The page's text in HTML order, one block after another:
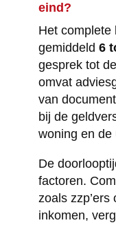
eind?
Het complete
gemiddeld 6
gesprek tot
omvat
van
bij de
woning en de
De
factoren.
zoals zzp’ers
inkomen,